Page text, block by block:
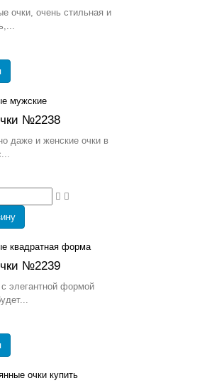
очки, очень стильная и
№2238
даже и женские очки в
№2239
элегантной формой